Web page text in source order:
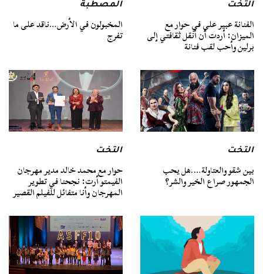
التخت
الفنانة عبير علي في حوار مع
الميزان: أردت أن أنقل ثقافتي إلى
برلين وأحب لقب فنانة
المصطبة
المخبولون في الأرض…ناقد على ما
تفرج
التخت
بين شقو والعتاولة….هل يحب
الجمهور صراع الخير والشر؟
التخت
حوار مع محمد خالد مدير مهرجان
الفيمتو أرت: نجحنا في تطوير
المهرجان وأنا متفائل للفيلم القصير